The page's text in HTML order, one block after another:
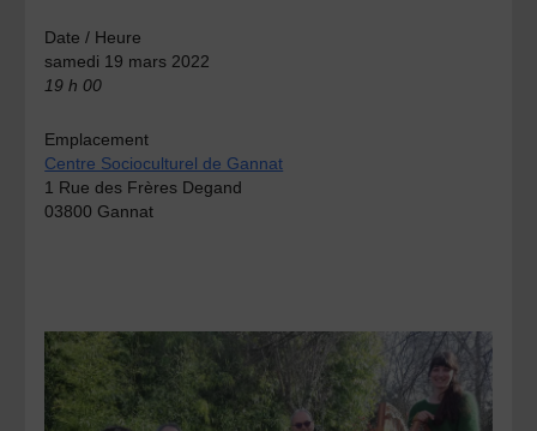
Date / Heure
samedi 19 mars 2022
19 h 00
Emplacement
Centre Socioculturel de Gannat
1 Rue des Frères Degand
03800 Gannat